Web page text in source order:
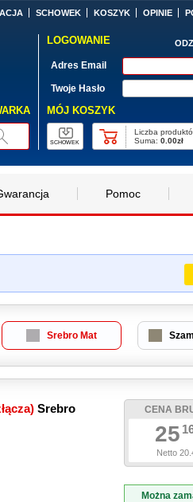
SCHOWEK KOSZYK OPINIE
LOGOWANIE
Adres Email
Twoje Hasło
MÓJ KOSZYK
SCHOWEK
Liczba
Suma:0.00zł
Pomoc
Srebro Mat
Srebro
CENA
25
Netto
Można